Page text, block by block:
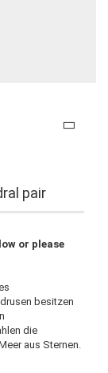
pair
or please
besitzen
die
aus Sternen.